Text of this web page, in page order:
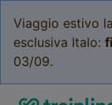
Viaggio estivo
esclusiva Italo:
03/09.